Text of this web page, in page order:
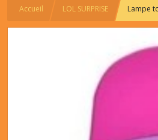
Accueil LOL SURPRISE Lampe